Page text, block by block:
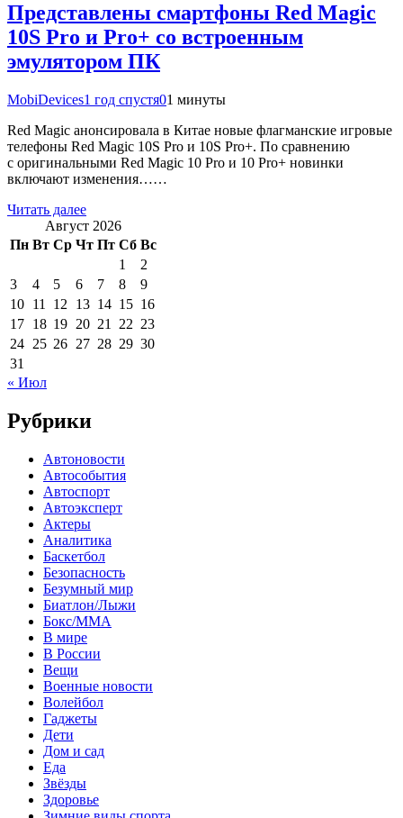
Представлены смартфоны Red Magic
10S Pro и Pro+ со встроенным
эмулятором ПК
MobiDevices1 год спустя01 минуты
Red Magic анонсировала в Китае новые флагманские игровые
телефоны Red Magic 10S Pro и 10S Pro+. По сравнению
с оригинальными Red Magic 10 Pro и 10 Pro+ новинки
включают изменения……
Читать далее
Август 2026
Пн Вт Ср Чт Пт Сб Вс
1
2
3
4 5 6 7 8
9
10 11 12 13 14 15 16
17 18 19 20 21 22 23
24 25 26 27 28 29 30
31
« Июл
Рубрики
Автоновости
Автособытия
Автоспорт
Автоэксперт
Актеры
Аналитика
Баскетбол
Безопасность
Безумный мир
Биатлон/Лыжи
Бокс/MMA
В мире
В России
Вещи
Военные новости
Волейбол
Гаджеты
Дети
Дом и сад
Еда
Звёзды
Здоровье